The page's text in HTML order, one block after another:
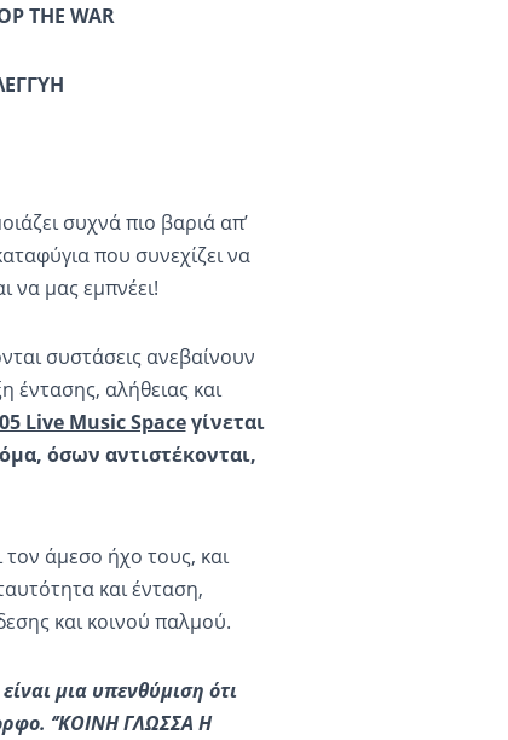
THE WAR
συχνά πιο βαριά απ’
που συνεχίζει να
να μας εμπνέει!
συστάσεις ανεβαίνουν
έντασης, αλήθειας και
Live Music Spaceγίνεται
όσων αντιστέκονται,
τον άμεσο ήχο τους, και
και ένταση,
και κοινού παλμού.
μια υπενθύμιση ότι
‘’ΚΟΙΝΗ ΓΛΩΣΣΑ Η